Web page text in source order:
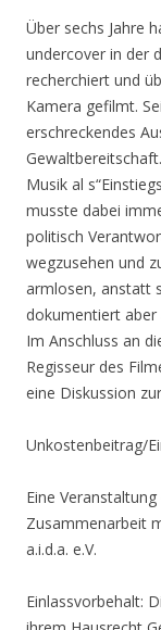
Über sechs Jahre
undercover in der
recherchiert und
Kamera gefilmt.
erschreckendes
Musik al
musste dabei
politisch
wegzusehen und
armlosen, anstatt
dokumentiert aber
Im Anschluss an
Regisseur des
eine Diskussion
Unkostenbeitrag/
Eine
Zusammenarbeit
a.i.d.a. e.V.
Einlassvorbehalt: